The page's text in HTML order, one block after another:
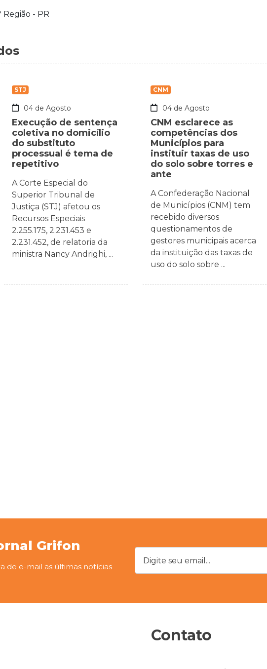
Região - PR
STJ
04 de Agosto
Execução de sentença
coletiva no domicílio
do substituto
processual é tema de
repetitivo
A Corte Especial do
Superior Tribunal de
Justiça (STJ) afetou os
Recursos Especiais
2.255.175, 2.231.453 e
2.231.452, de relatoria da
ministra Nancy Andrighi, ...
CNM
04 de Agosto
CNM esclarece as
competências dos
Municípios para
instituir taxas de uso
do solo sobre torres e
ante
A Confederação Nacional
de Municípios (CNM) tem
recebido diversos
questionamentos de
gestores municipais acerca
da instituição das taxas de
uso do solo sobre ...
Grifon
de e-mail as últimas notícias
Digite seu email...
Contato